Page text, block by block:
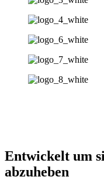
Entwickelt um
abzuheben